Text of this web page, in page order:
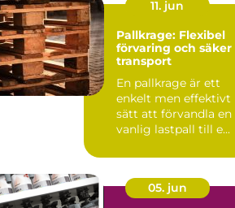
11. jun
Pallkrage: Flexibel
förvaring och säker
transport
En pallkrage är ett
enkelt men effektivt
sätt att förvandla en
vanlig lastpall till e...
05. jun